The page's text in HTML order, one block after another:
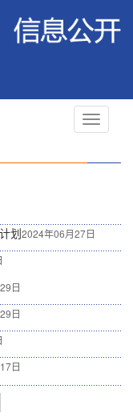
划2024年06月27日
日
日
日